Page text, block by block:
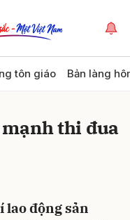
tôn giáo Bản làng
thi đua
lao động sản
Hủy Gửi